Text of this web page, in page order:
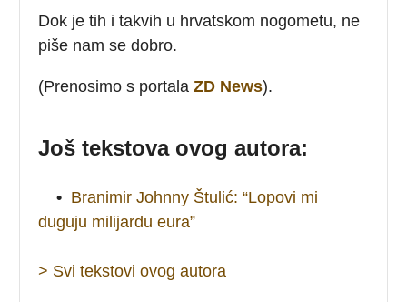
Dok je tih i takvih u hrvatskom nogometu, ne
piše nam se dobro.
(Prenosimo s portalaZD News).
Još tekstova ovog autora:
• Branimir Johnny Štulić: “Lopovi mi
duguju milijardu eura”
> Svi tekstovi ovog autora